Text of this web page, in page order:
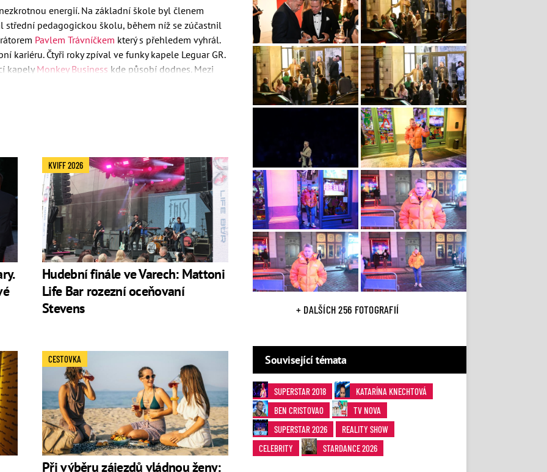
energií. Na základní škole byl členem
pedagogickou školu, během níž se zúčastnil
Pavlem Trávníčkem který s přehledem vyhrál.
kariéru. Čtyři roky zpíval ve funky kapele Leguar GR.
kapely Monkey Business kde působí dodnes. Mezi
You Could Be Out nebo Sex And Sport? Never! V
Business, se podílel i na dalších projektech,
populární zpěv). Studia ale za nechal kvůli
hudební branže se občasně pohybuje i v té
neboJak se zbavit nevěsty
Komediální talent
lover everkde si zahrál Adolfa Hitlera
sekýrovaného
Československé SuperStarV roce 2013 soutěžil v
na 4. místě.
Skokan roku.Cenu v roce 2013 vrátils
V tom roce byl totiž diskvalifikován rapper
Anežku ( 2015) a Marii (2017).
Hudební finále ve Varech: Mattoni
Life Bar rozezní oceňovaní
Stevens
KVIFF 2026
Při výběru zájezdů vládnou ženy:
CESTOVKA
+ DALŠÍCH 256 FOTOGRAFIÍ
Související témata
SUPERSTAR 2018
KATARÍNA KNECHTOVÁ
BEN CRISTOVAO
TV NOVA
SUPERSTAR 2026
REALITY SHOW
CELEBRITY
STARDANCE 2026